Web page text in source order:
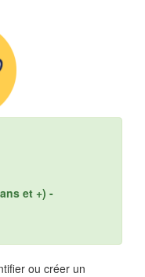
et +) -
ou créer un